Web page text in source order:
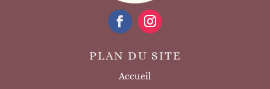
PLAN DU SITE
Accueil